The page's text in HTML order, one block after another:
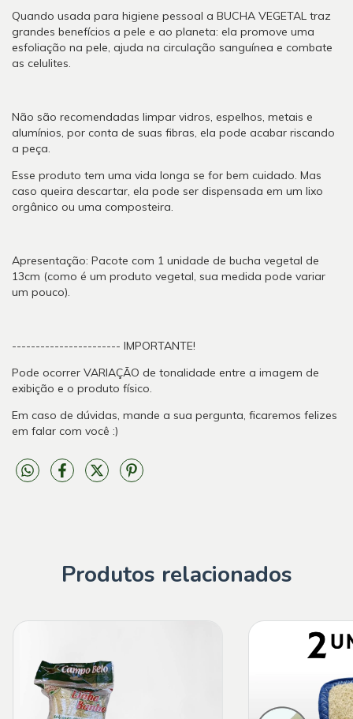
Quando usada para higiene pessoal a BUCHA VEGETAL traz
grandes benefícios a pele e ao planeta: ela promove uma
esfoliação na pele, ajuda na circulação sanguínea e combate
as celulites.
Não são recomendadas limpar vidros, espelhos, metais e
alumínios, por conta de suas fibras, ela pode acabar riscando
a peça.
Esse produto tem uma vida longa se for bem cuidado. Mas
caso queira descartar, ela pode ser dispensada em um lixo
orgânico ou uma composteira.
Apresentação: Pacote com 1 unidade de bucha vegetal de
13cm (como é um produto vegetal, sua medida pode variar
um pouco).
----------------------- IMPORTANTE!
Pode ocorrer VARIAÇÃO de tonalidade entre a imagem de
exibição e o produto físico.
Em caso de dúvidas, mande a sua pergunta, ficaremos felizes
em falar com você :)
Produtos relacionados